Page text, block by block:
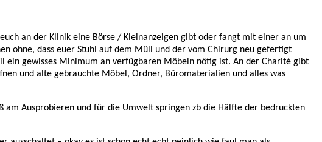
an der Klinik eine Börse / Kleinanzeigen gibt oder fangt mit einer an um
ohne, dass euer Stuhl auf dem Müll und der vom Chirurg neu gefertigt
ein gewisses Minimum an verfügbaren Möbeln nötig ist. An der Charité gibt
und alte gebrauchte Möbel, Ordner, Büromaterialien und alles was
am Ausprobieren und für die Umwelt springen zb die Hälfte der bedruckten